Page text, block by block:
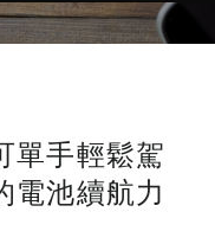
單手輕鬆駕
電池續航力